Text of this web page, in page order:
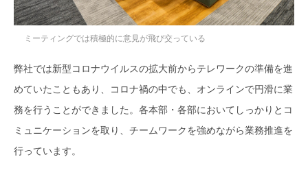
ミーティングでは積極的に意見が飛び交っている
弊社では新型コロナウイルスの拡大前からテレワークの準備を進
めていたこともあり、コロナ禍の中でも、オンラインで円滑に業
務を行うことができました。各本部・各部においてしっかりとコ
ミュニケーションを取り、チームワークを強めながら業務推進を
行っています。